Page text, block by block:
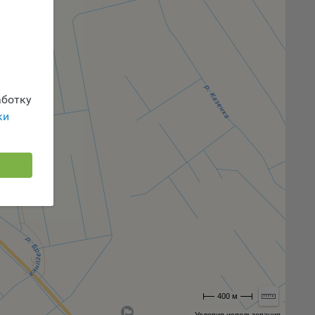
если
400 м